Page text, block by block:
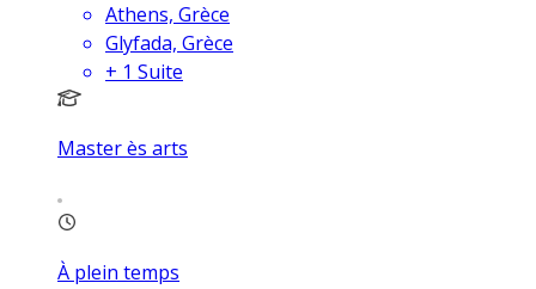
Athens, Grèce
Glyfada, Grèce
+ 1 Suite
Master ès arts
À plein temps